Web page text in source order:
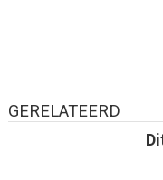
GERELATEERD